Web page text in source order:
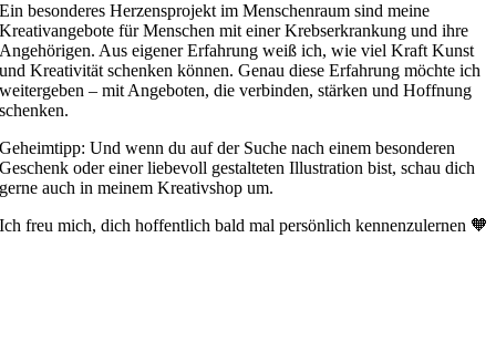
Ein besonderes Herzensprojekt im Menschenraum sind meine
Kreativangebote für Menschen mit einer Krebserkrankung und ihre
Angehörigen. Aus eigener Erfahrung weiß ich, wie viel Kraft Kunst
und Kreativität schenken können. Genau diese Erfahrung möchte ich
weitergeben – mit Angeboten, die verbinden, stärken und Hoffnung
schenken.
Geheimtipp: Und wenn du auf der Suche nach einem besonderen
Geschenk oder einer liebevoll gestalteten Illustration bist, schau dich
gerne auch in meinem Kreativshop um.
Ich freu mich, dich hoffentlich bald mal persönlich kennenzulernen 🧡